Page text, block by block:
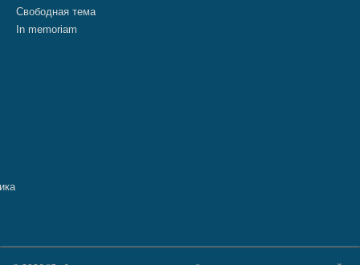
Свободная тема
In memoriam